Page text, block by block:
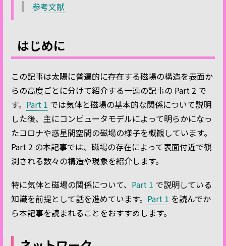
参考文献
はじめに
この記事は太陽に普遍的に存在する磁場の構造を表面か
らの高度ごとに分けて紹介する一連の記事の Part 2 で
す。 Part 1 では気体と磁場の基本的な関係について説明
した後、主にコンピュータモデルによって明らかになっ
たコロナや惑星間空間の磁場の様子を概観しています。
Part 2 の本記事では、磁場の存在によって表面付近で観
測される数々の構造や現象を紹介します。
特に気体と磁場の関係について、 Part 1 で説明している
知識を前提として話を進めています。 Part 1 を読んでか
ら本記事を読まれることをおすすめします。